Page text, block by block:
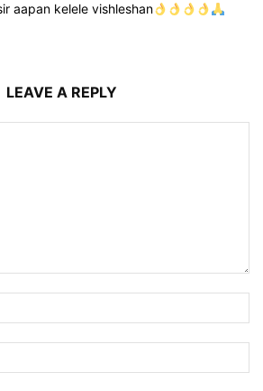
aapan kelele vishleshan
LEAVE A REPLY